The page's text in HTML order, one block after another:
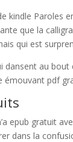
kindle Paroles
que la
qui est
au
pdf
epub gratuit
dans la